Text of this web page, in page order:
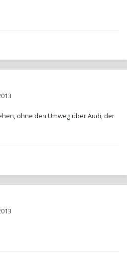
ohne den Umweg über Audi, der